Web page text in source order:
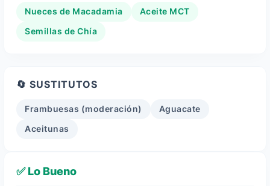
Nueces de Macadamia Aceite MCT
Semillas de Chía
🔄 SUSTITUTOS
Frambuesas (moderación) Aguacate
Aceitunas
✅ Lo Bueno